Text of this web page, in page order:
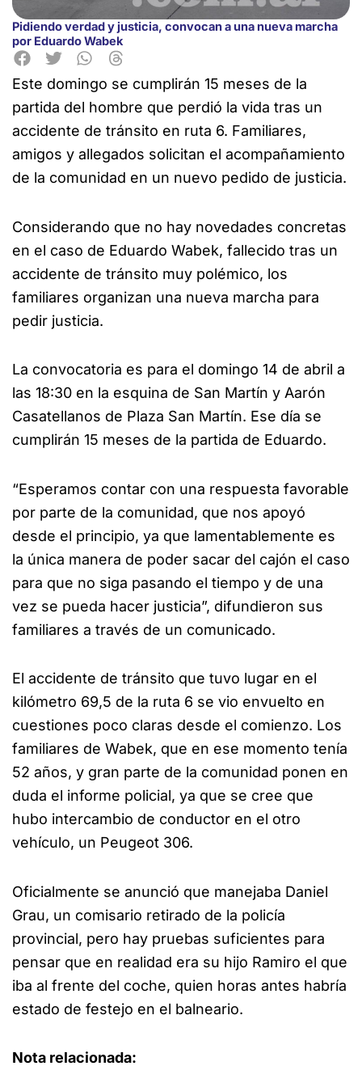
Pidiendo verdad y justicia, convocan a una nueva marcha
por Eduardo Wabek
Este domingo se cumplirán 15 meses de la
partida del hombre que perdió la vida tras un
accidente de tránsito en ruta 6. Familiares,
amigos y allegados solicitan el acompañamiento
de la comunidad en un nuevo pedido de justicia.
Considerando que no hay novedades concretas
en el caso de Eduardo Wabek, fallecido tras un
accidente de tránsito muy polémico, los
familiares organizan una nueva marcha para
pedir justicia.
La convocatoria es para el domingo 14 de abril a
las 18:30 en la esquina de San Martín y Aarón
Casatellanos de Plaza San Martín. Ese día se
cumplirán 15 meses de la partida de Eduardo.
“Esperamos contar con una respuesta favorable
por parte de la comunidad, que nos apoyó
desde el principio, ya que lamentablemente es
la única manera de poder sacar del cajón el caso
para que no siga pasando el tiempo y de una
vez se pueda hacer justicia”, difundieron sus
familiares a través de un comunicado.
El accidente de tránsito que tuvo lugar en el
kilómetro 69,5 de la ruta 6 se vio envuelto en
cuestiones poco claras desde el comienzo. Los
familiares de Wabek, que en ese momento tenía
52 años, y gran parte de la comunidad ponen en
duda el informe policial, ya que se cree que
hubo intercambio de conductor en el otro
vehículo, un Peugeot 306.
Oficialmente se anunció que manejaba Daniel
Grau, un comisario retirado de la policía
provincial, pero hay pruebas suficientes para
pensar que en realidad era su hijo Ramiro el que
iba al frente del coche, quien horas antes habría
estado de festejo en el balneario.
Nota relacionada: